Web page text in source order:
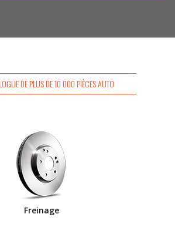
DE PLUS DE 10 000 PIÈCES AUTO
Freinage